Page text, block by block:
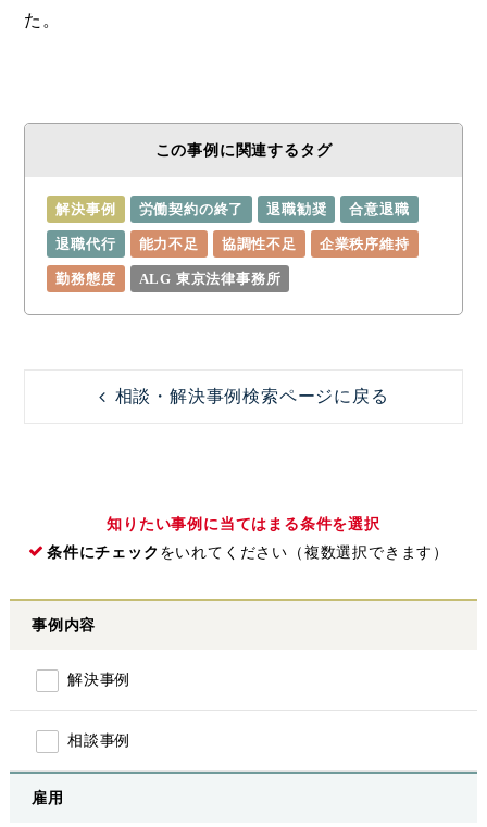
た。
この事例に関連するタグ
解決事例 労働契約の終了 退職勧奨 合意退職
退職代行 能力不足 協調性不足 企業秩序維持
勤務態度 ALG 東京法律事務所
相談・解決事例検索ページに戻る
知りたい事例に当てはまる条件を選択
条件にチェック をいれてください（複数選択できます）
事例内容
解決事例
相談事例
雇用